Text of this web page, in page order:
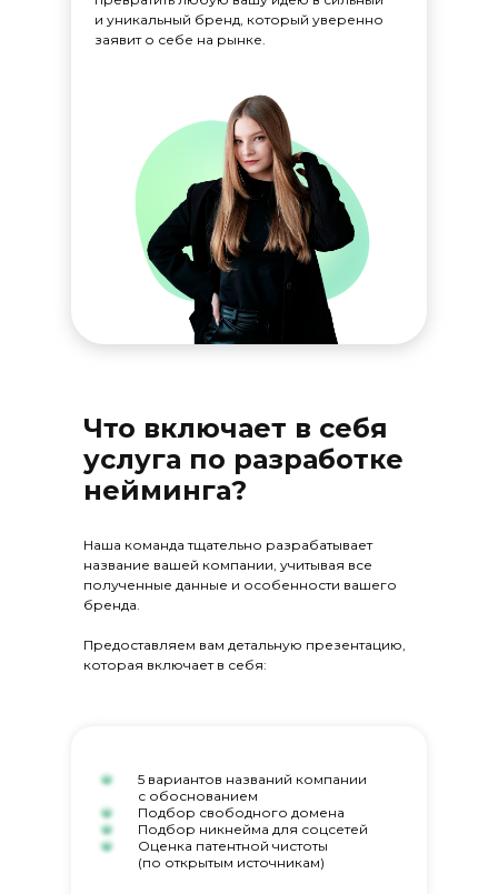
и уникальный бренд, который уверенно
заявит о себе на рынке.
Что включает в себя
услуга по разработке
нейминга?
5 вариантов названий компании
с обоснованием
Подбор свободного домена
Подбор никнейма для соцсетей
Оценка патентной чистоты
(по открытым источникам)
Наша команда тщательно разрабатывает
название вашей компании, учитывая все
полученные данные и особенности вашего
бренда.
Предоставляем вам детальную презентацию,
которая включает в себя: